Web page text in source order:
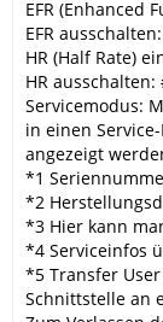
EFR (Enhanced
EFR ausschalten:
HR (Half Rate)
HR ausschalten:
Servicemodus:
in einen
angezeigt
*1
*2
*3 Hier kann
*4 Serviceinfos
*5 Transfer
Schnittstelle an